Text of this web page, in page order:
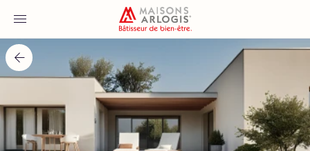
Accueil
Nos maisons